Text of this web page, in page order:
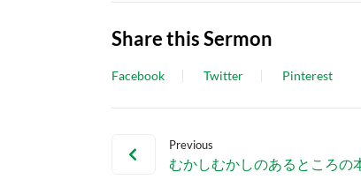
Share this Sermon
Facebook Twitter Pinterest
Previous
むかしむかしのあるところの